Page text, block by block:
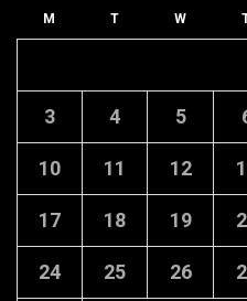
M T W
3 4 5
10 11 12
17 18 19
24 25 26